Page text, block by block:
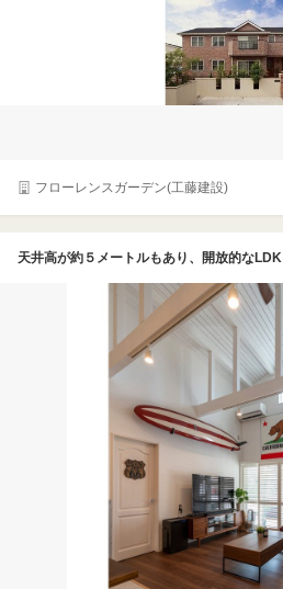
フローレンスガーデン(工藤建設)